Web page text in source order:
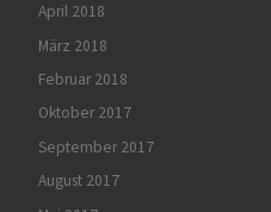
April 2018
März 2018
Februar 2018
Oktober 2017
September 2017
August 2017